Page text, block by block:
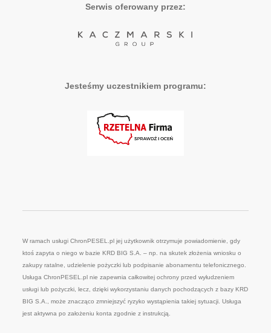
Serwis oferowany przez:
Jesteśmy uczestnikiem programu:
W ramach usługi ChronPESEL.pl jej użytkownik otrzymuje powiadomienie, gdy
ktoś zapyta o niego w bazie KRD BIG S.A. – np. na skutek złożenia wniosku o
zakupy ratalne, udzielenie pożyczki lub podpisanie abonamentu telefonicznego.
Usługa ChronPESEL.pl nie zapewnia całkowitej ochrony przed wyłudzeniem
usługi lub pożyczki, lecz, dzięki wykorzystaniu danych pochodzących z bazy KRD
BIG S.A., może znacząco zmniejszyć ryzyko wystąpienia takiej sytuacji. Usługa
jest aktywna po założeniu konta zgodnie z instrukcją.